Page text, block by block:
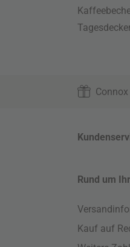
Rund um
Kauf auf